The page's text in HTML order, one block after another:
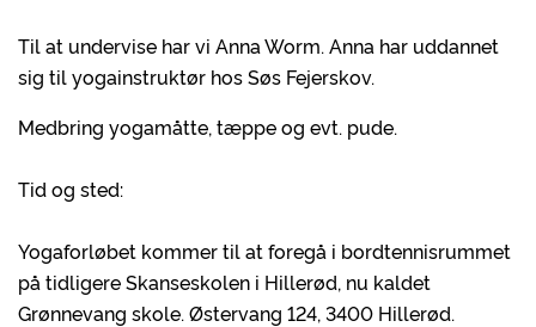
Til at undervise har vi Anna Worm. Anna har uddannet
sig til yogainstruktør hos Søs Fejerskov.
Medbring yogamåtte, tæppe og evt. pude.
Tid og sted:
Yogaforløbet kommer til at foregå i bordtennisrummet
på tidligere Skanseskolen i Hillerød, nu kaldet
Grønnevang skole. Østervang 124, 3400 Hillerød.